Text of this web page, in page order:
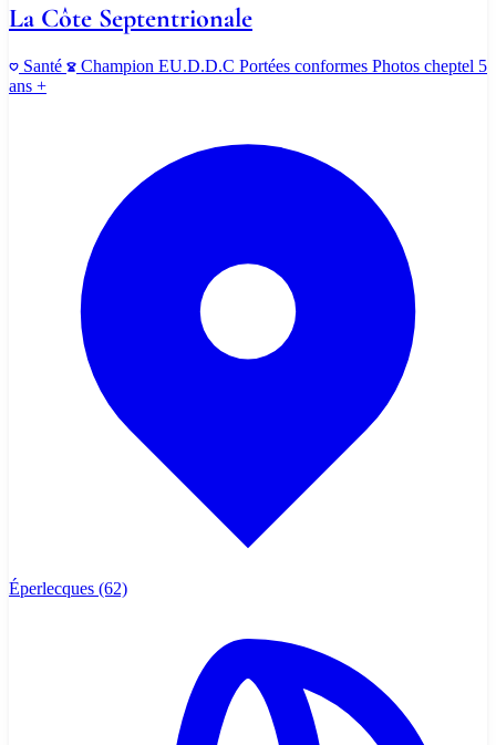
La Côte Septentrionale
Santé Champion EU.D.D.C Portées conformes Photos cheptel 5
ans +
Éperlecques (62)